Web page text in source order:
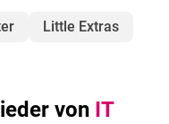
Little Extras
von IT